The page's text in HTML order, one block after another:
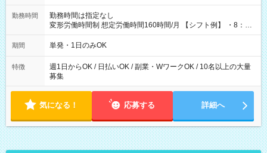
勤務時間
勤務時間は指定なし
変形労働時間制 想定労働時間160時間/月 【シフト例】 ・8：00
～21：00
期間 単発・1日のみOK
特徴
週1日からOK / 日払いOK / 副業・WワークOK / 10名以上の大量
募集
気になる！ 応募する 詳細へ